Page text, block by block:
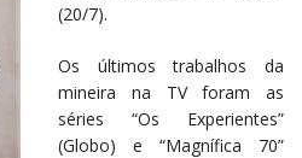
(20/7).
Os últimos trabalhos da
mineira na TV foram as
séries “Os Experientes”
(Globo) e “Magnífica 70”